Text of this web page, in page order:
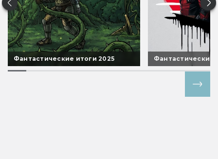
Фантастические итоги 2025 Фантастические